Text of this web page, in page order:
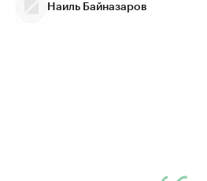
Наиль Байназаров